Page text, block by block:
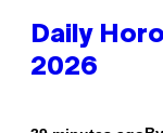
Daily
2026